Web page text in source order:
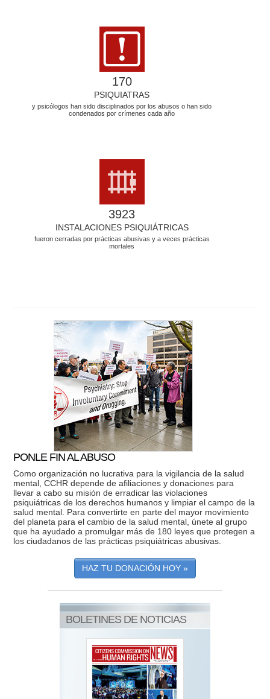
170
PSIQUIATRAS
y psicólogos han sido disciplinados por los abusos o han sido
condenados por crímenes cada año
3923
INSTALACIONES PSIQUIÁTRICAS
fueron cerradas por prácticas abusivas y a veces prácticas
mortales
PONLE FIN AL ABUSO
Como organización no lucrativa para la vigilancia de la salud
mental, CCHR depende de afiliaciones y donaciones para
llevar a cabo su misión de erradicar las violaciones
psiquiátricas de los derechos humanos y limpiar el campo de la
salud mental. Para convertirte en parte del mayor movimiento
del planeta para el cambio de la salud mental, únete al grupo
que ha ayudado a promulgar más de 180 leyes que protegen a
los ciudadanos de las prácticas psiquiátricas abusivas.
HAZ TU DONACIÓN HOY »
BOLETINES DE NOTICIAS